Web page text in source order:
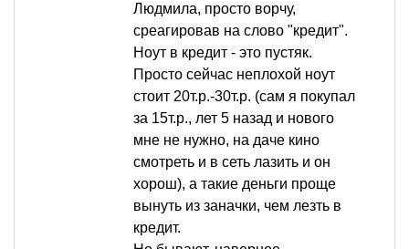
Людмила, просто ворчу,
среагировав на слово "кредит".
Ноут в кредит - это пустяк.
Просто сейчас неплохой ноут
стоит 20т.р.-30т.р. (сам я покупал
за 15т.р., лет 5 назад и нового
мне не нужно, на даче кино
смотреть и в сеть лазить и он
хорош), а такие деньги проще
вынуть из заначки, чем лезть в
кредит.